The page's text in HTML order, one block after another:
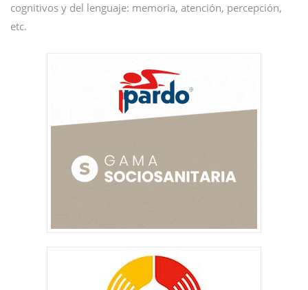
cognitivos y del lenguaje: memoria, atención, percepción,
etc.